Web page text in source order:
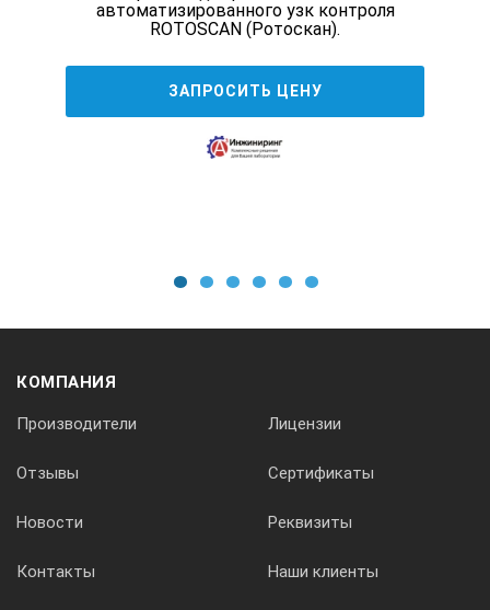
автоматизированного узк контроля
ROTOSCAN (Ротоскан).
ЗАПРОСИТЬ ЦЕНУ
КОМПАНИЯ
Производители Лицензии
Отзывы Сертификаты
Новости Реквизиты
Контакты Наши клиенты